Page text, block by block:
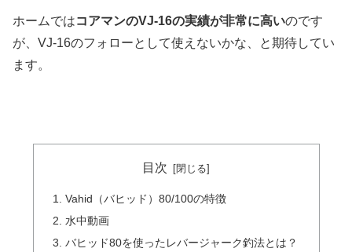
ホームではコアマンのVJ-16の実績が非常に高いのです
が、VJ-16のフォローとして使えないかな、と期待してい
ます。
目次
Vahid（バヒッド）80/100の特徴
水中動画
バヒッド80を使ったレバージャーク釣法とは？